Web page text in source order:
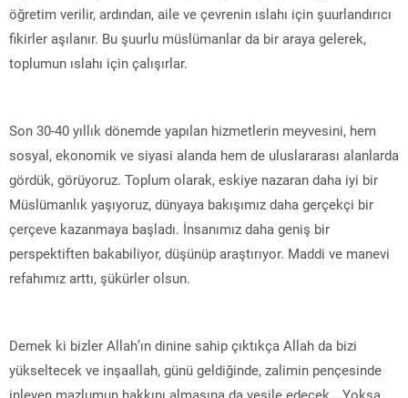
öğretim verilir, ardından, aile ve çevrenin ıslahı için şuurlandırıcı
fikirler aşılanır. Bu şuurlu müslümanlar da bir araya gelerek,
toplumun ıslahı için çalışırlar.
Son 30-40 yıllık dönemde yapılan hizmetlerin meyvesini, hem
sosyal, ekonomik ve siyasi alanda hem de uluslararası alanlarda
gördük, görüyoruz. Toplum olarak, eskiye nazaran daha iyi bir
Müslümanlık yaşıyoruz, dünyaya bakışımız daha gerçekçi bir
çerçeve kazanmaya başladı. İnsanımız daha geniş bir
perspektiften bakabiliyor, düşünüp araştırıyor. Maddi ve manevi
refahımız arttı, şükürler olsun.
Demek ki bizler Allah’ın dinine sahip çıktıkça Allah da bizi
yükseltecek ve inşaallah, günü geldiğinde, zalimin pençesinde
inleyen mazlumun hakkını almasına da vesile edecek… Yoksa